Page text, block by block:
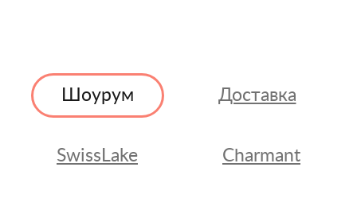
Шоурум Доставка
SwissLake Charmant